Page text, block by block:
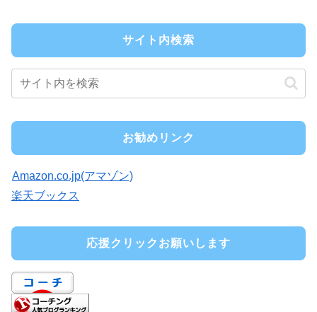
サイト内検索
お勧めリンク
Amazon.co.jp(アマゾン)
楽天ブックス
応援クリックお願いします